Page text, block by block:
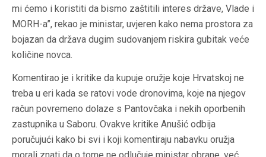
mi ćemo i koristiti da bismo zaštitili interes države, Vlade i
MORH-a”, rekao je ministar, uvjeren kako nema prostora za
bojazan da država dugim sudovanjem riskira gubitak veće
količine novca.
Komentirao je i kritike da kupuje oružje koje Hrvatskoj ne
treba u eri kada se ratovi vode dronovima, koje na njegov
račun povremeno dolaze s Pantovčaka i nekih oporbenih
zastupnika u Saboru. Ovakve kritike Anušić odbija
poručujući kako bi svi i koji komentiraju nabavku oružja